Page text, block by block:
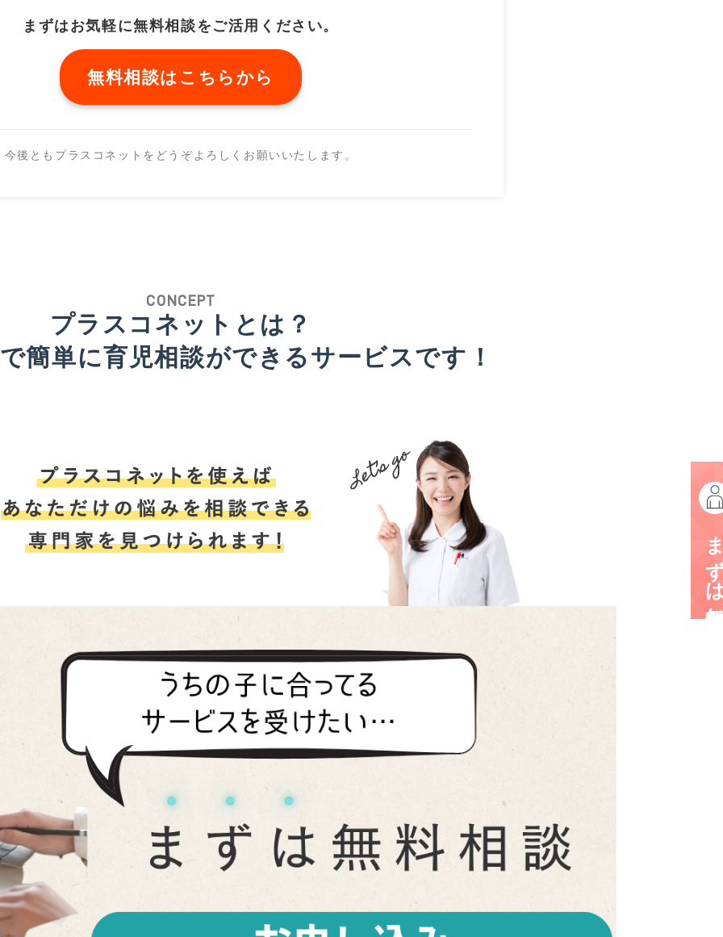
まずはお気軽に無料相談をご活用ください。
無料相談はこちらから
今後ともプラスコネットをどうぞよろしくお願いいたします。
CONCEPT
プラスコネットとは？
簡単に育児相談ができるサービスです！
まずは